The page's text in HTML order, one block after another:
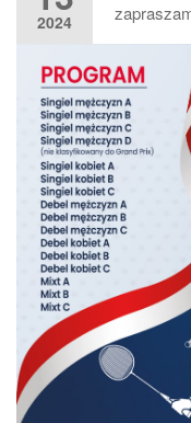
2024